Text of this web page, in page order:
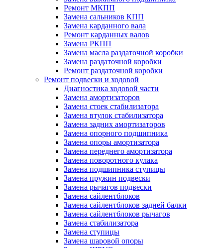
Ремонт МКПП
Замена сальников КПП
Замена карданного вала
Ремонт карданных валов
Замена РКПП
Замена масла раздаточной коробки
Замена раздаточной коробки
Ремонт раздаточной коробки
Ремонт подвески и ходовой
Диагностика ходовой части
Замена амортизаторов
Замена стоек стабилизатора
Замена втулок стабилизатора
Замена задних амортизаторов
Замена опорного подшипника
Замена опоры амортизатора
Замена переднего амортизатора
Замена поворотного кулака
Замена подшипника ступицы
Замена пружин подвески
Замена рычагов подвески
Замена сайлентблоков
Замена сайлентблоков задней балки
Замена сайлентблоков рычагов
Замена стабилизатора
Замена ступицы
Замена шаровой опоры